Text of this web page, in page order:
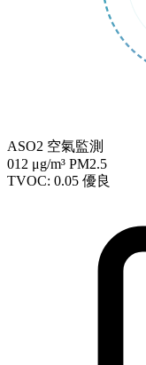
ASO2 空氣監測
012 μg/m³ PM2.5
TVOC: 0.05 優良